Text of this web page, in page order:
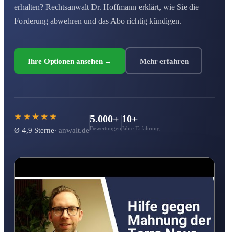
erhalten? Rechtsanwalt Dr. Hoffmann erklärt, wie Sie die
Forderung abwehren und das Abo richtig kündigen.
Ihre Optionen ansehen → Mehr erfahren
★★★★★
Ø 4,9 Sterne· anwalt.de
5.000+
Bewertungen
10+
Jahre Erfahrung